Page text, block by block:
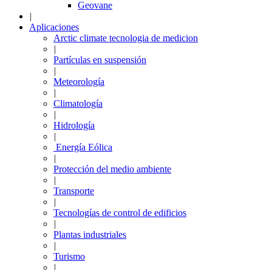
Geovane
|
Aplicaciones
Arctic climate tecnologia de medicion
|
Partículas en suspensión
|
Meteorología
|
Climatología
|
Hidrología
|
Energía Eólica
|
Protección del medio ambiente
|
Transporte
|
Tecnologías de control de edificios
|
Plantas industriales
|
Turismo
|